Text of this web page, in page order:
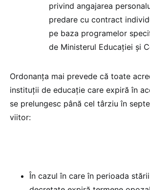
privind angajarea
predare cu contract
pe baza programelor
de Ministerul Educaţiei şi
Ordonanța mai prevede că toate
instituții de educație care expiră în
se prelungesc până cel târziu în
viitor:
În cazul în care în perioada